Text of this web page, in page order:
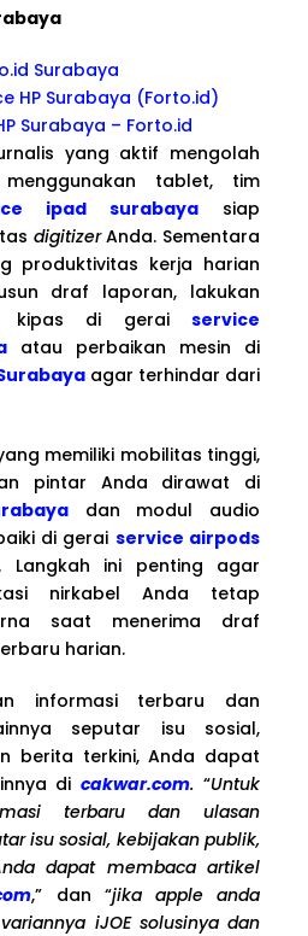
Surabaya
HP Surabaya (Forto.id)
Surabaya – Forto.id
yang aktif mengolah
tablet, tim
ipad surabaya siap
digitizerAnda. Sementara
produktivitas kerja harian
draf laporan, lakukan
kipas di gerai service
atau perbaikan mesin di
agar terhindar dari
memiliki mobilitas tinggi,
pintar Anda dirawat di
dan modul audio
di gerai service airpods
Langkah ini penting agar
nirkabel Anda tetap
saat menerima draf
harian.
informasi terbaru dan
seputar isu sosial,
berita terkini, Anda dapat
dicakwar.com.“Untuk
terbaru dan ulasan
isu sosial, kebijakan publik,
dapat membaca artikel
,” dan “jika apple anda
iJOE solusinya dan